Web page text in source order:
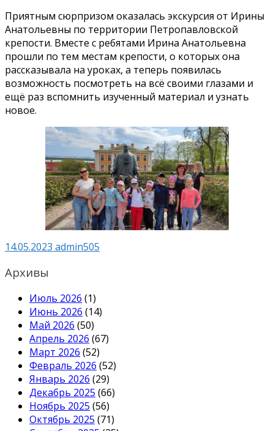
Приятным сюрпризом оказалась экскурсия от Ирины
Анатольевны по территории Петропавловской
крепости. Вместе с ребятами Ирина Анатольевна
прошли по тем местам крепости, о которых она
рассказывала на уроках, а теперь появилась
возможность посмотреть на всё своими глазами и
ещё раз вспомнить изученный материал и узнать
новое.
14.05.2023 admin505
Архивы
Июль 2026 (1)
Июнь 2026 (14)
Май 2026 (50)
Апрель 2026 (67)
Март 2026 (52)
Февраль 2026 (52)
Январь 2026 (29)
Декабрь 2025 (66)
Ноябрь 2025 (56)
Октябрь 2025 (71)